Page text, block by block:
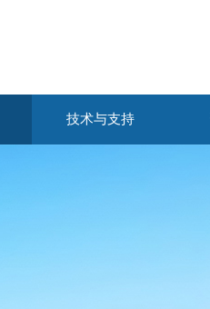
技术与支持